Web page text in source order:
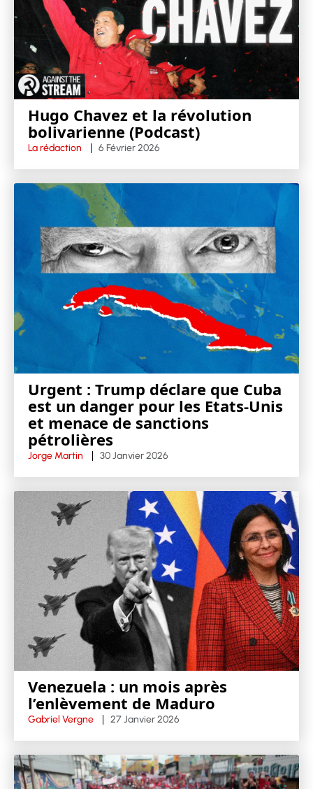
Hugo Chavez et la révolution
bolivarienne (Podcast)
La rédaction 6 Février 2026
Urgent : Trump déclare que Cuba
est un danger pour les Etats-Unis
et menace de sanctions
pétrolières
Jorge Martin 30 Janvier 2026
Venezuela : un mois après
l’enlèvement de Maduro
Gabriel Vergne 27 Janvier 2026